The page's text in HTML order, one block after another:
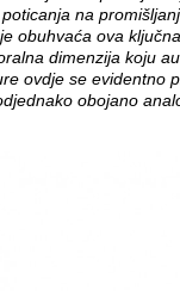
na
obuhvaća ova
dimenzija koju
ovdje se evidentno
obojano